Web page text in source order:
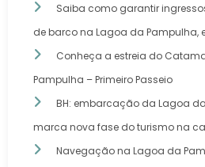
Saiba como garantir
de barco na Lagoa da Pampulha,
Conheça a estreia do
Pampulha – Primeiro Passeio
BH: embarcação da Lagoa
marca nova fase do turismo na
Navegação na Lagoa da